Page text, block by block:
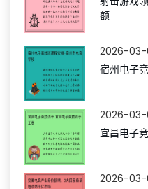
额
2026-03-
宿州电子
2026-03-
宜昌电子
2026-03-